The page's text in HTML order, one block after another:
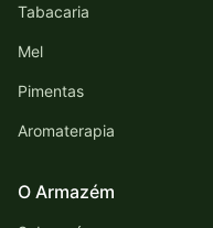
Tabacaria
Mel
Pimentas
Aromaterapia
O Armazém